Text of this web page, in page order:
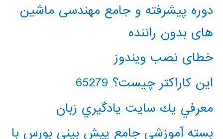
دوره پیشرفته و جامع مهندسی ماشین
های بدون راننده
خطای نصب ویندوز
این کاراکتر چیست؟ 65279
معرفي يك سايت يادگيري زبان
بسته آموزشی جامع پیش بینی بورس با